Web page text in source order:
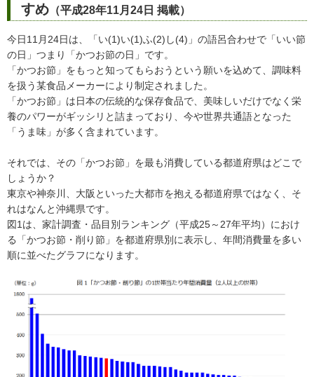
すめ （平成28年11月24日 掲載）
今日11月24日は、「い(1)い(1)ふ(2)し(4)」の語呂合わせで「いい節
の日」つまり「かつお節の日」です。
「かつお節」をもっと知ってもらおうという願いを込めて、調味料
を扱う某食品メーカーにより制定されました。
「かつお節」は日本の伝統的な保存食品で、美味しいだけでなく栄
養のパワーがギッシリと詰まっており、今や世界共通語となった
「うま味」が多く含まれています。
それでは、その「かつお節」を最も消費している都道府県はどこで
しょうか？
東京や神奈川、大阪といった大都市を抱える都道府県ではなく、そ
れはなんと沖縄県です。
図1は、家計調査・品目別ランキング（平成25～27年平均）におけ
る「かつお節・削り節」を都道府県別に表示し、年間消費量を多い
順に並べたグラフになります。